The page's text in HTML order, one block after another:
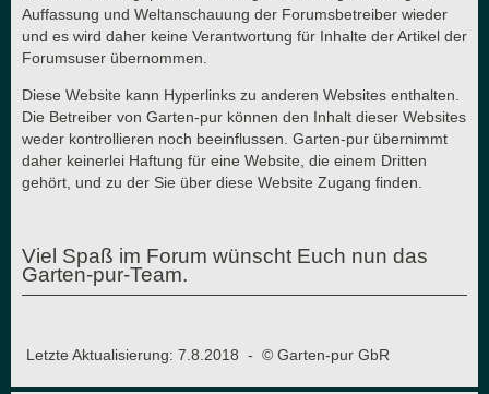
Auffassung und Weltanschauung der Forumsbetreiber wieder
und es wird daher keine Verantwortung für Inhalte der Artikel der
Forumsuser übernommen.
Diese Website kann Hyperlinks zu anderen Websites enthalten.
Die Betreiber von Garten-pur können den Inhalt dieser Websites
weder kontrollieren noch beeinflussen. Garten-pur übernimmt
daher keinerlei Haftung für eine Website, die einem Dritten
gehört, und zu der Sie über diese Website Zugang finden.
Viel Spaß im Forum wünscht Euch nun das
Garten-pur-Team.
Letzte Aktualisierung: 7.8.2018 - © Garten-pur GbR